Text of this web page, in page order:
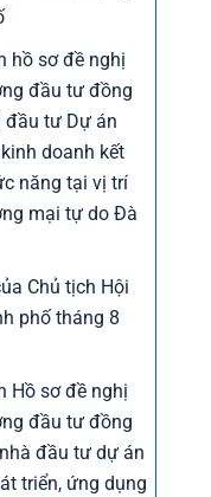
hồ sơ đề nghị
đầu tư đồng
đầu tư Dự án
doanh kết
năng tại vị trí
mại tự do Đà
Chủ tịch Hội
phố tháng 8
Hồ sơ đề nghị
đầu tư đồng
đầu tư dự án
triển, ứng dụng